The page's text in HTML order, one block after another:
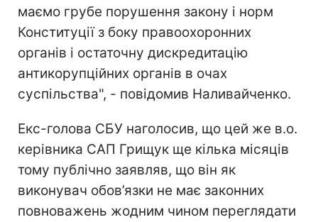
маємо грубе порушення закону і норм
Конституції з боку правоохоронних
органів і остаточну дискредитацію
антикорупційних органів в очах
суспільства", - повідомив Наливайченко.
Екс-голова СБУ наголосив, що цей же в.о.
керівника САП Грищук ще кілька місяців
тому публічно заявляв, що він як
виконувач обов’язки не має законних
повноважень жодним чином переглядати